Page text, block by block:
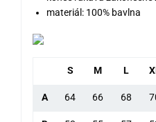
materiál: 100% bavlna
S M L
A 64 66 68